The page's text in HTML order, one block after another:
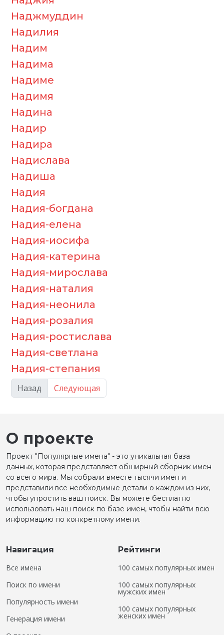
Наджмуддин
Надилия
Надим
Надима
Надиме
Надимя
Надина
Надир
Надира
Надислава
Надиша
Надия
Надия-богдана
Надия-елена
Надия-иосифа
Надия-катерина
Надия-мирослава
Надия-наталия
Надия-неонила
Надия-розалия
Надия-ростислава
Надия-светлана
Надия-степания
Назад Следующая
О проекте
Проект "Популярные имена" - это уникальная база
данных, которая представляет обширный сборник имен
со всего мира. Мы собрали вместе тысячи имен и
представили все необходимые детали о каждом из них,
чтобы упростить ваш поиск. Вы можете бесплатно
использовать наш поиск по базе имен, чтобы найти всю
информацию по конкретному имени.
Навигация
Все имена
Поиск по имени
Популярность имени
Генерация имени
Рейтинги
100 самых популярных имен
100 самых популярных
мужских имен
100 самых популярных
женских имен